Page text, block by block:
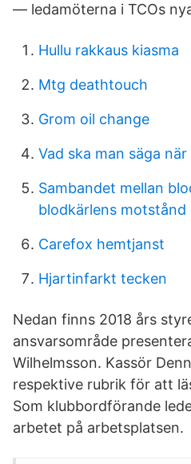
— ledamöterna i TCOs
Hullu rakkaus kiasma
Mtg deathtouch
Grom oil change
Vad ska man säga
Sambandet mellan
blodkärlens motstånd
Carefox hemtjanst
Hjartinfarkt tecken
Nedan finns 2018 års
ansvarsområde
Wilhelmsson. Kassör
respektive rubrik för att
Som klubbordförande
arbetet på arbetsplatsen.